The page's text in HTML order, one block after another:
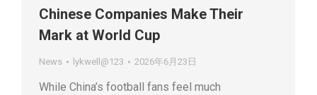
Chinese Companies Make Their
Mark at World Cup
News lykwell@123 2026年6月23日
While China’s football fans feel much